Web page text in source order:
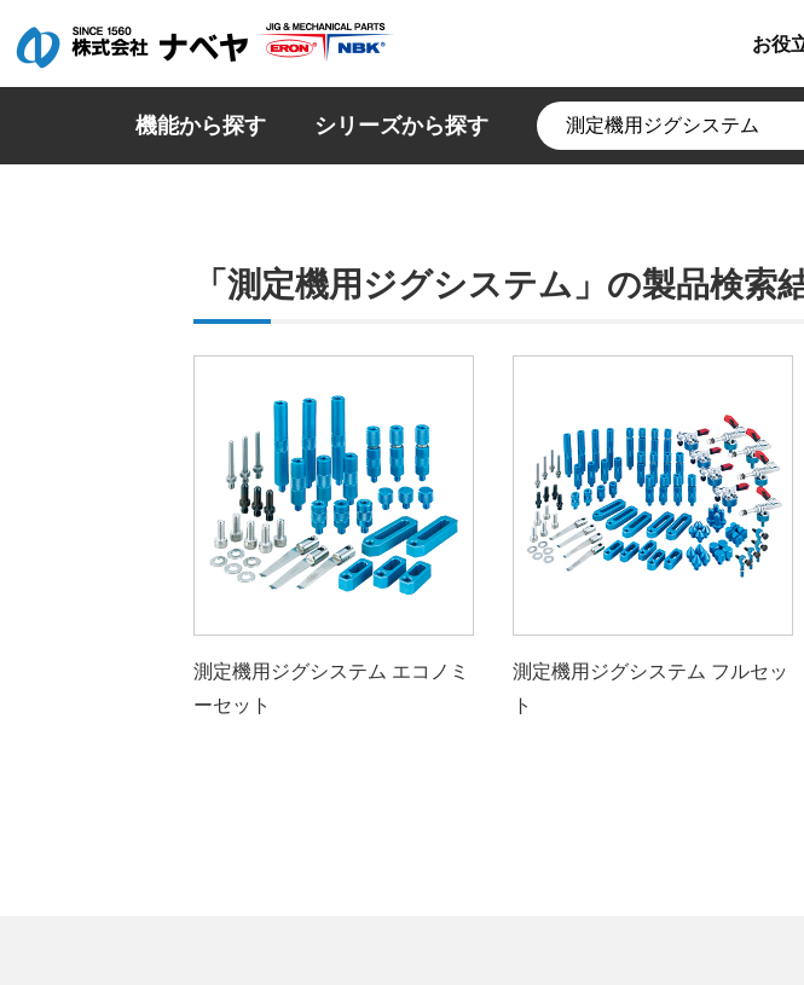
お役
機能から探す シリーズから探す
「測定機用ジグシステム」の製品検索
測定機用ジグシステム エコノミ
ーセット
測定機用ジグシステム フルセッ
ト